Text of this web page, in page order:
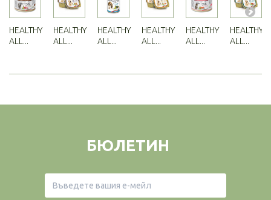
HEALTHY
ALL...
HEALTHY
ALL...
HEALTHY
ALL...
HEALTHY
ALL...
HEALTHY
ALL...
HEALTHY
ALL...
БЮЛЕТИН